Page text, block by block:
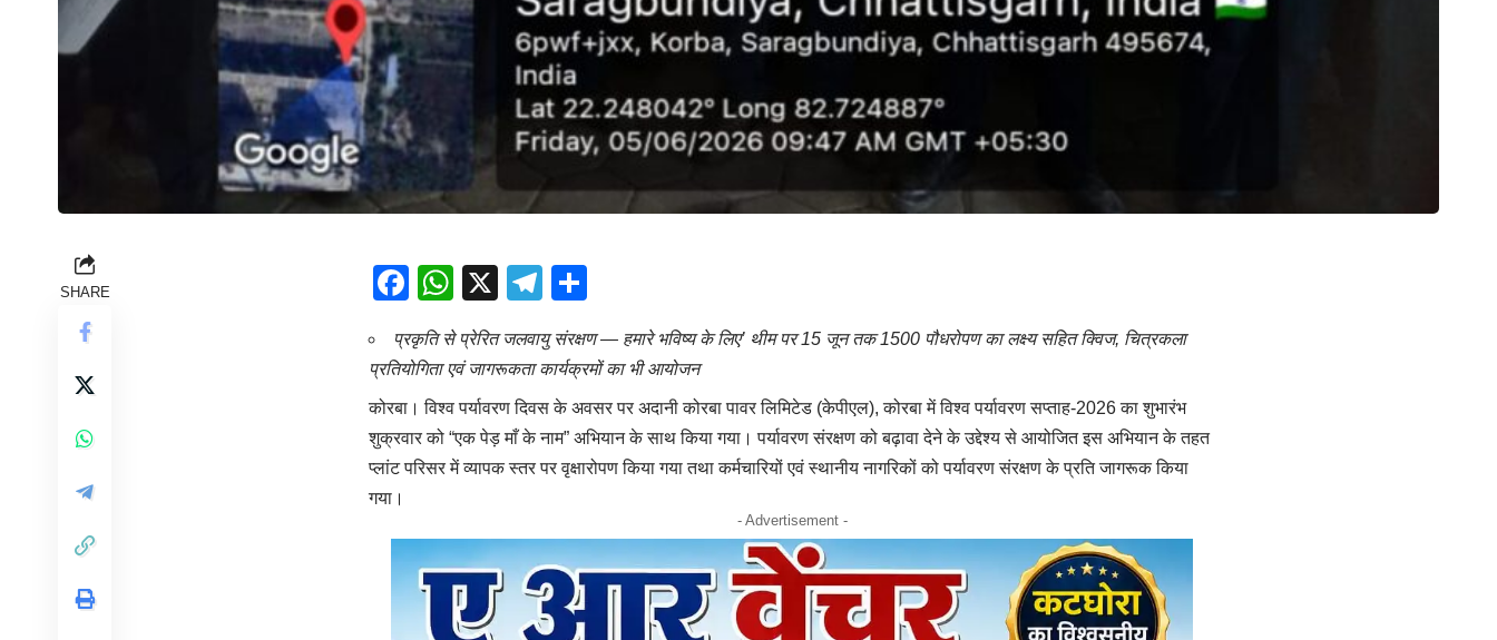
SHARE Facebook
WhatsApp
X Telegram
प्रकृति से प्रेरित जलवायु संरक्षण — हमारे भविष्य के लिए’ थीम पर 15 जून तक 1500 पौधरोपण का लक्ष्य सहित क्विज, चित्रकला
प्रतियोगिता एवं जागरूकता कार्यक्रमों का भी आयोजन
कोरबा। विश्व पर्यावरण दिवस के अवसर पर अदानी कोरबा पावर लिमिटेड (केपीएल), कोरबा में विश्व पर्यावरण सप्ताह-2026 का शुभारंभ
शुक्रवार को “एक पेड़ माँ के नाम” अभियान के साथ किया गया। पर्यावरण संरक्षण को बढ़ावा देने के उद्देश्य से आयोजित इस अभियान के तहत
प्लांट परिसर में व्यापक स्तर पर वृक्षारोपण किया गया तथा कर्मचारियों एवं स्थानीय नागरिकों को पर्यावरण संरक्षण के प्रति जागरूक किया
गया।
- Advertisement -